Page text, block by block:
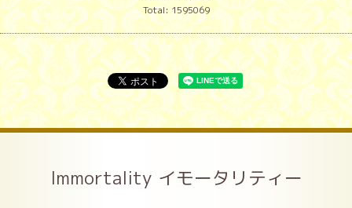
Total:1595069
Immortality イモータリティー